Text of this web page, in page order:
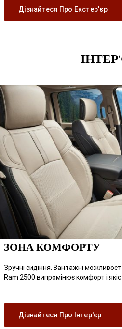
Дізнайтеся Про Екстер'єр
ЗОНА КОМФОРТУ
Зручні сидіння. Вантажні
Ram 2500 випромінює комфорт і
Дізнайтеся Про Інтер'єр